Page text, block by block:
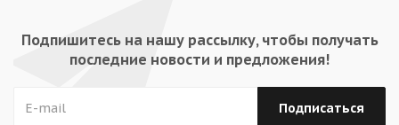
Подпишитесь на нашу рассылку, чтобы получать
последние новости и предложения!